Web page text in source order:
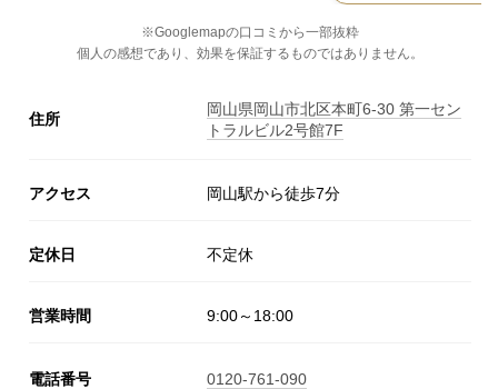
※Googlemapの口コミから一部抜粋
個人の感想であり、効果を保証するものではありません。
住所
岡山県岡山市北区本町6-30 第一セン
トラルビル2号館7F
アクセス 岡山駅から徒歩7分
定休日 不定休
営業時間 9:00～18:00
電話番号 0120-761-090